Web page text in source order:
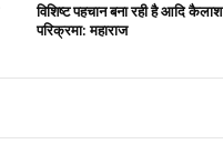
विशिष्ट पहचान बना रही है आदि कैलाश
परिक्रमा: महाराज